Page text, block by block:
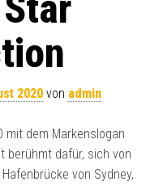
2020 von admin
mit dem Markenslogan
berühmt dafür, sich von
von Sydney,